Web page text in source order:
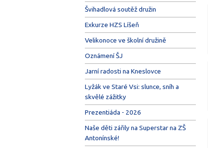
Švihadlová soutěž družin
Exkurze HZS Líšeň
Velikonoce ve školní družině
Oznámení ŠJ
Jarní radosti na Kneslovce
Lyžák ve Staré Vsi: slunce, sníh a
skvělé zážitky
Prezentiáda - 2026
Naše děti zářily na Superstar na ZŠ
Antonínské!